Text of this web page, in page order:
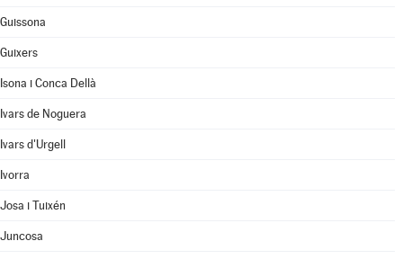
Guissona
Guixers
Isona i Conca Dellà
Ivars de Noguera
Ivars d'Urgell
Ivorra
Josa i Tuixén
Juncosa